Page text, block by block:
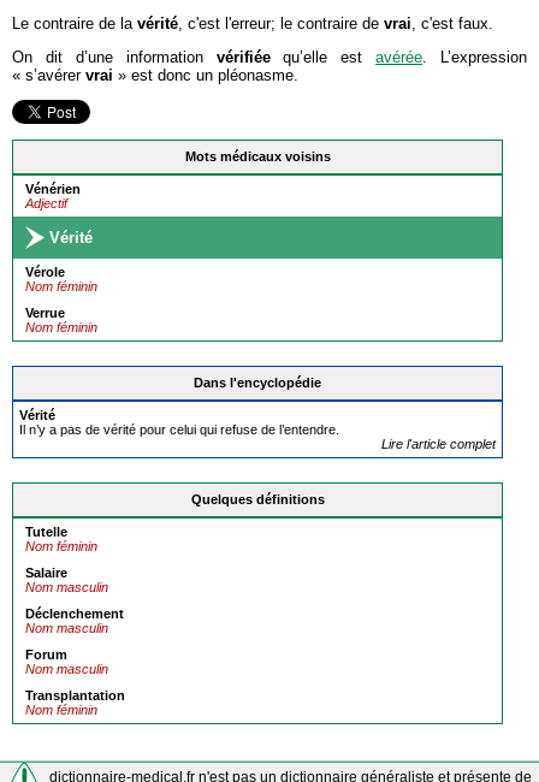
Mots médicaux voisins
Vénérien
Adjectif
Vérité
Vérole
Nom féminin
Verrue
Nom féminin
Dans l'encyclopédie
Vérité
Il n’y a pas de vérité pour celui qui refuse de l’entendre.
Lire l'article complet
Quelques définitions
Tutelle
Nom féminin
Salaire
Nom masculin
Déclenchement
Nom masculin
Forum
Nom masculin
Transplantation
Nom féminin
Le contraire de la vérité, c'est l'erreur; le contraire de vrai, c'est faux.
On dit d’une information vérifiéequ’elle estavérée. L’expression
« s’avérervrai » est donc un pléonasme.
dictionnaire-medical.fr n'est pas un dictionnaire généraliste et présente de